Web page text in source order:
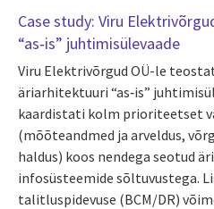
Case study: Viru
“as‑is” juhtimisülevaade
Viru Elektrivõrgud OÜ-le
äriarhitektuuri “as‑is”
kaardistati kolm prioriteetset
(mõõteandmed ja arveldus,
haldus) koos nendega seotud
infosüsteemide sõltuvustega.
talitluspidevuse (BCM/DR)